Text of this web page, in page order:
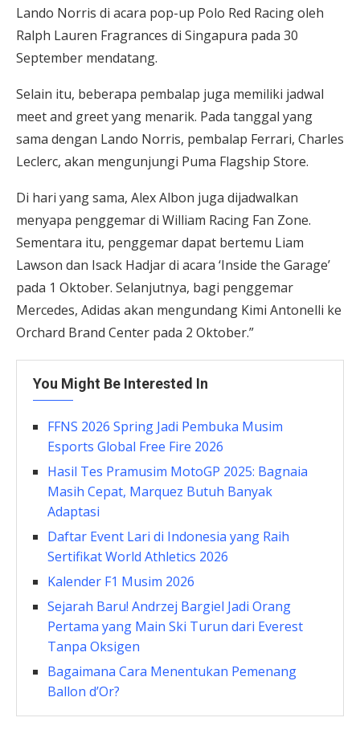
Lando Norris di acara pop-up Polo Red Racing oleh
Ralph Lauren Fragrances di Singapura pada 30
September mendatang.
Selain itu, beberapa pembalap juga memiliki jadwal
meet and greet yang menarik. Pada tanggal yang
sama dengan Lando Norris, pembalap Ferrari, Charles
Leclerc, akan mengunjungi Puma Flagship Store.
Di hari yang sama, Alex Albon juga dijadwalkan
menyapa penggemar di William Racing Fan Zone.
Sementara itu, penggemar dapat bertemu Liam
Lawson dan Isack Hadjar di acara ‘Inside the Garage’
pada 1 Oktober. Selanjutnya, bagi penggemar
Mercedes, Adidas akan mengundang Kimi Antonelli ke
Orchard Brand Center pada 2 Oktober.”
You Might Be Interested In
FFNS 2026 Spring Jadi Pembuka Musim
Esports Global Free Fire 2026
Hasil Tes Pramusim MotoGP 2025: Bagnaia
Masih Cepat, Marquez Butuh Banyak
Adaptasi
Daftar Event Lari di Indonesia yang Raih
Sertifikat World Athletics 2026
Kalender F1 Musim 2026
Sejarah Baru! Andrzej Bargiel Jadi Orang
Pertama yang Main Ski Turun dari Everest
Tanpa Oksigen
Bagaimana Cara Menentukan Pemenang
Ballon d’Or?